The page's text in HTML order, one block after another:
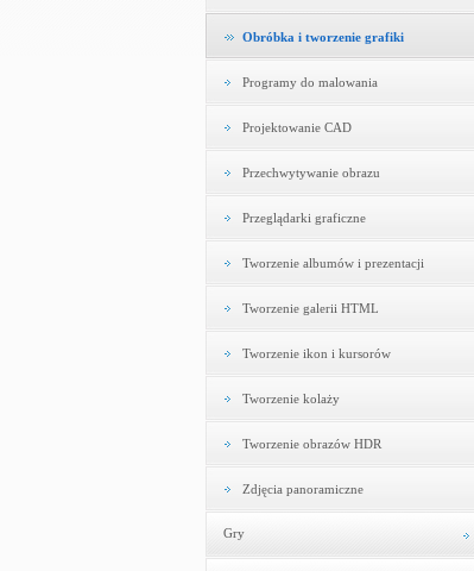
Obróbka i tworzenie grafiki
Programy do malowania
Projektowanie CAD
Przechwytywanie obrazu
Przeglądarki graficzne
Tworzenie albumów i prezentacji
Tworzenie galerii HTML
Tworzenie ikon i kursorów
Tworzenie kolaży
Tworzenie obrazów HDR
Zdjęcia panoramiczne
Gry